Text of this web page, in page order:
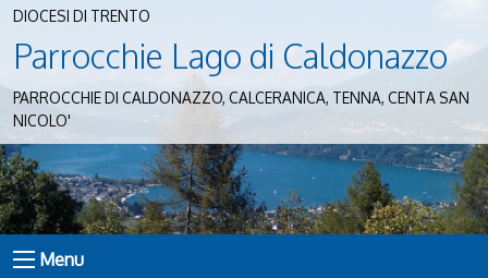
DIOCESI DI TRENTO
Parrocchie Lago di Caldonazzo
PARROCCHIE DI CALDONAZZO, CALCERANICA, TENNA, CENTA SAN
NICOLO'
Menu